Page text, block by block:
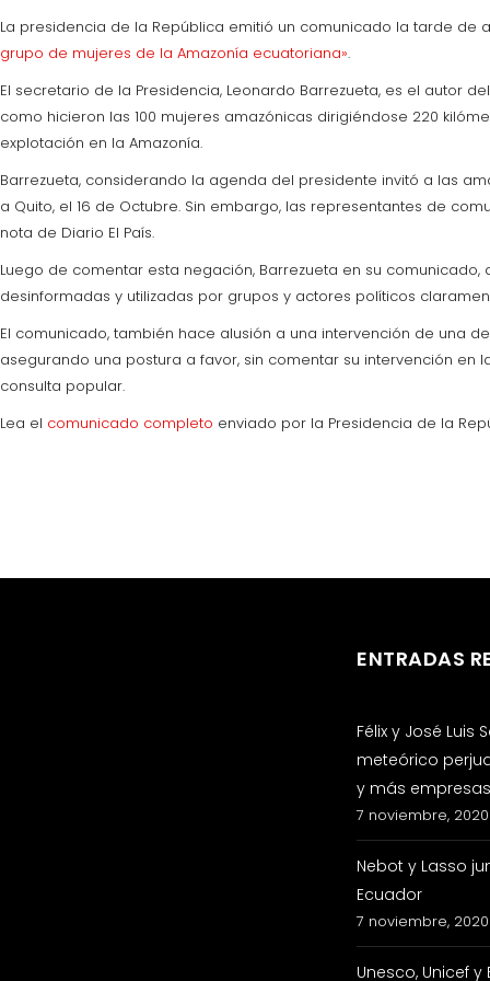
La presidencia de la República emitió un comunicado la tarde
grupo de mujeres de la Amazonía ecuatoriana».
El secretario de la Presidencia, Leonardo Barrezueta, es el autor
como hicieron las 100 mujeres amazónicas dirigiéndose 220
explotación en la Amazonía.
Barrezueta, considerando la agenda del presidente invitó a las
a Quito, el 16 de Octubre. Sin embargo, las representantes de
nota de Diario El País.
Luego de comentar esta negación, Barrezueta en su
desinformadas y utilizadas por grupos y actores políticos
El comunicado, también hace alusión a una intervención de una
asegurando una postura a favor, sin comentar su intervención
consulta popular.
Lea el comunicado completo enviado por la Presidencia de la
ENTRADAS
Félix y José Luis
meteórico
y más
7 noviembre, 2020
Nebot y Lasso
Ecuador
7 noviembre, 2020
Unesco, Unicef